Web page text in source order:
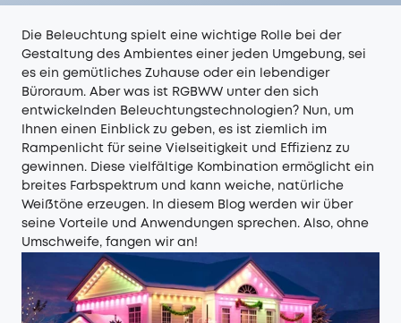
Die Beleuchtung spielt eine wichtige Rolle bei der
Gestaltung des Ambientes einer jeden Umgebung, sei
es ein gemütliches Zuhause oder ein lebendiger
Büroraum. Aber was ist RGBWW unter den sich
entwickelnden Beleuchtungstechnologien? Nun, um
Ihnen einen Einblick zu geben, es ist ziemlich im
Rampenlicht für seine Vielseitigkeit und Effizienz zu
gewinnen. Diese vielfältige Kombination ermöglicht ein
breites Farbspektrum und kann weiche, natürliche
Weißtöne erzeugen. In diesem Blog werden wir über
seine Vorteile und Anwendungen sprechen. Also, ohne
Umschweife, fangen wir an!